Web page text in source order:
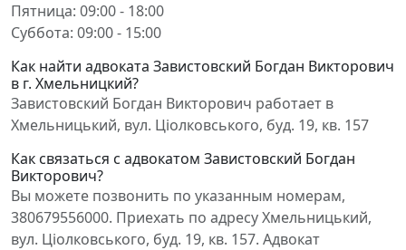
Пятница: 09:00 - 18:00
Суббота: 09:00 - 15:00
Как найти адвоката Завистовский Богдан Викторович
в г. Хмельницкий?
Завистовский Богдан Викторович работает в
Хмельницький, вул. Ціолковського, буд. 19, кв. 157
Как связаться с адвокатом Завистовский Богдан
Викторович?
Вы можете позвонить по указанным номерам,
380679556000. Приехать по адресу Хмельницький,
вул. Ціолковського, буд. 19, кв. 157. Адвокат